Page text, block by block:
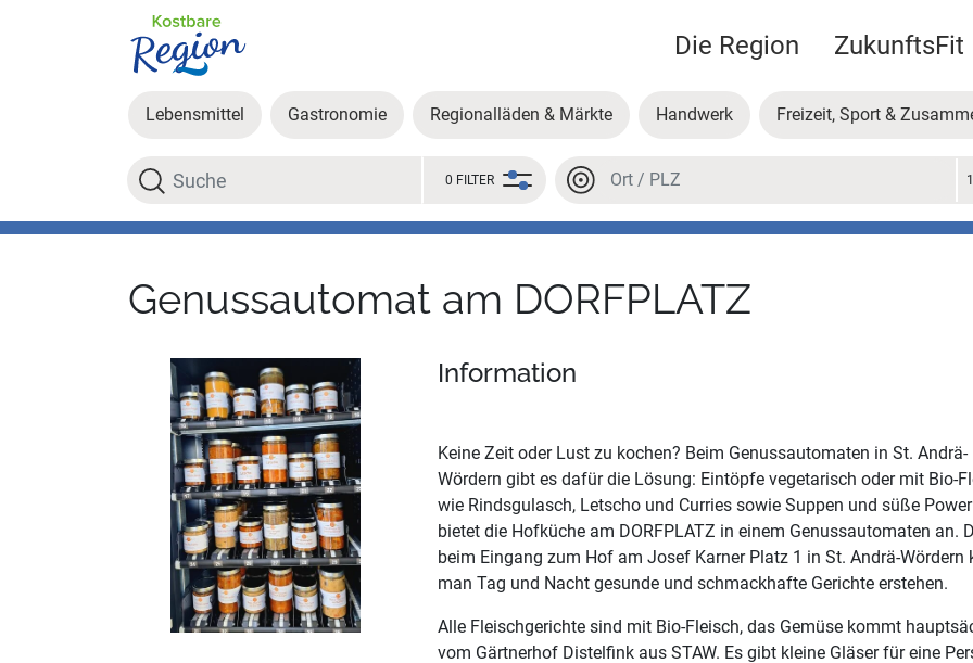
Die Region ZukunftsFit
Lebensmittel Gastronomie Regionalläden & Märkte Handwerk Freizeit, Sport &
Suche
0 FILTER Ort oder PLZ
Genussautomat am DORFPLATZ
Information
Keine Zeit oder Lust zu kochen? Beim Genussautomaten in St. Andrä-
Wördern gibt es dafür die Lösung: Eintöpfe vegetarisch oder mit Bio-
wie Rindsgulasch, Letscho und Curries sowie Suppen und süße
bietet die Hofküche am DORFPLATZ in einem Genussautomaten an.
beim Eingang zum Hof am Josef Karner Platz 1 in St. Andrä-Wördern
man Tag und Nacht gesunde und schmackhafte Gerichte erstehen.
Alle Fleischgerichte sind mit Bio-Fleisch, das Gemüse kommt
vom Gärtnerhof Distelfink aus STAW. Es gibt kleine Gläser für eine